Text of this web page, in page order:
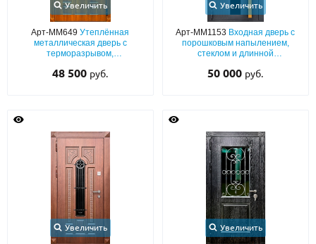
Увеличить
Арт-ММ649Утеплённая
металлическая дверь с
терморазрывом,
МДФ с кованой решёткой и
48 500 руб.
Увеличить
Арт-ММ1153 Входная дверь с
порошковым напылением,
стеклом и длинной
50 000 руб.
Увеличить Увеличить